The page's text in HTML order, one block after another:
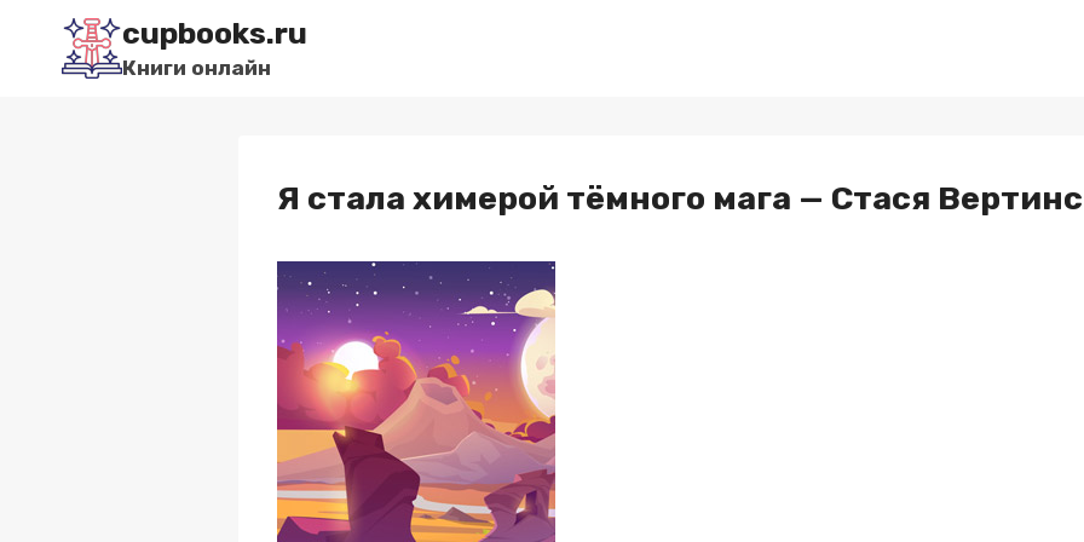
Перейти
содержимому
cupbooks.ru
Книги онлайн
Я стала химерой тёмного мага — Стася